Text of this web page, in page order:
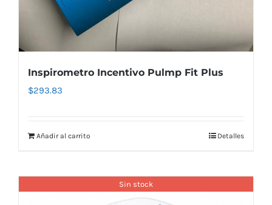
Inspirometro Incentivo Pulmp Fit Plus
$293.83
Añadir al carrito Detalles
Sin stock